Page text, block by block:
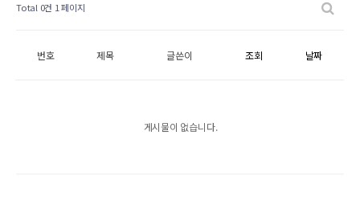
Total 0건 1 페이지
번호 제목 글쓴이 조회 날짜
게시물이 없습니다.